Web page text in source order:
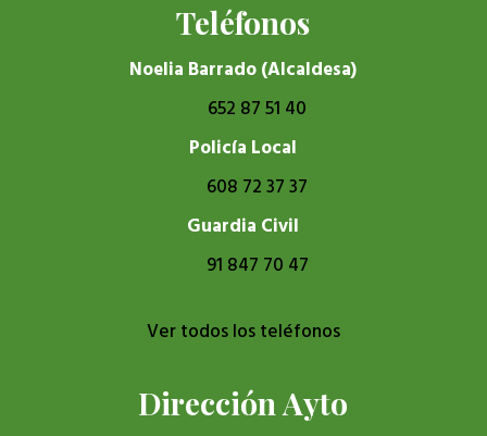
Teléfonos
Noelia Barrado (Alcaldesa)
652 87 51 40
Policía Local
608 72 37 37
Guardia Civil
91 847 70 47
Ver todos los teléfonos
Dirección Ayto